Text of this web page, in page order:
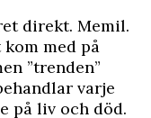
direkt. Memil.
med på
”trenden”
varje
på liv och död.